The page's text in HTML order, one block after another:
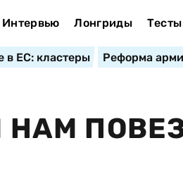
Интервью Лонгриды Тесты
в ЕС: кластеры Реформа